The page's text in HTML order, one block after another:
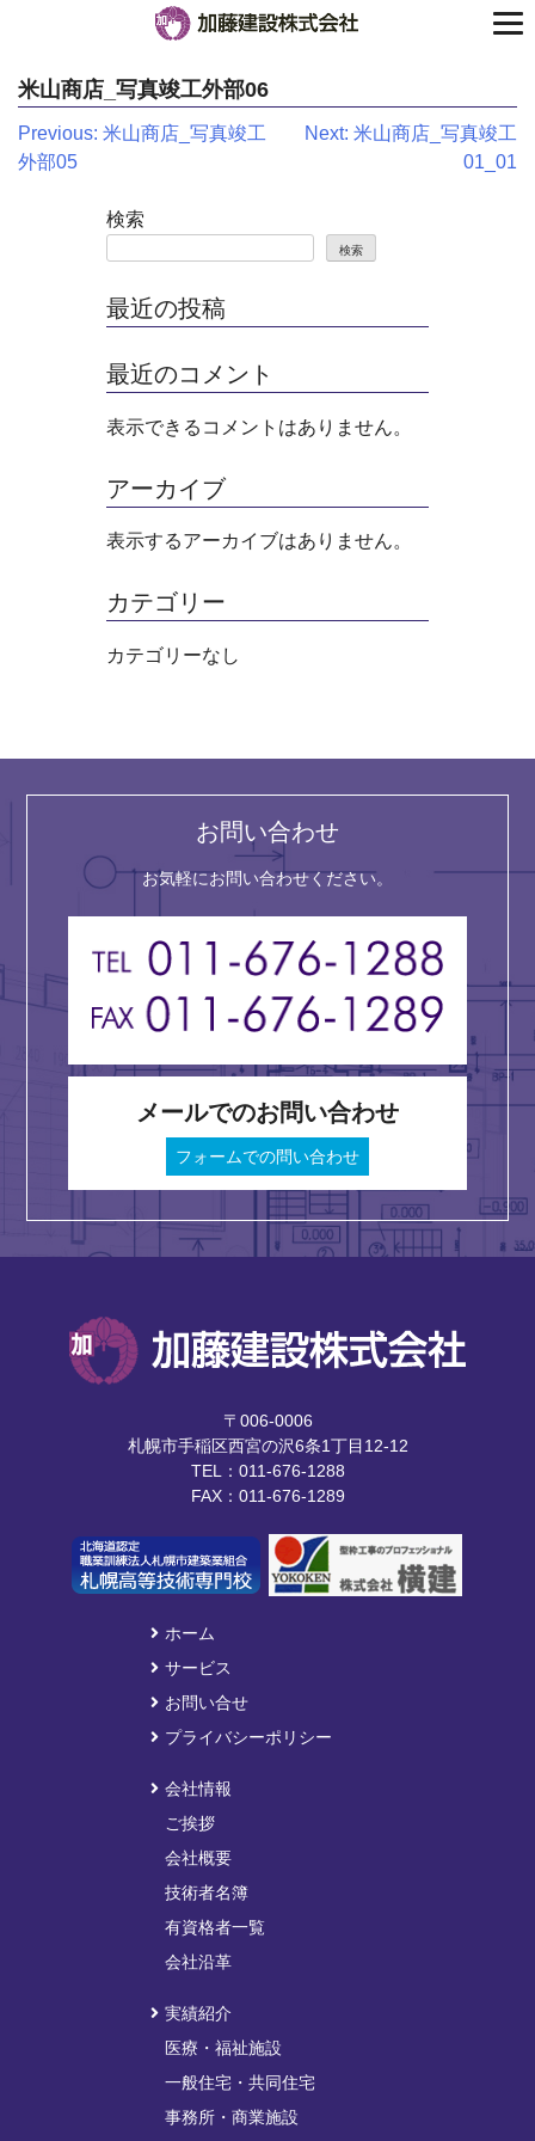
米山商店_写真竣工外部06
投
Previous: 米山商店_写真竣工
外部05
Next: 米山商店_写真竣工
01_01
検索
検索
最近の投稿
最近のコメント
表示できるコメントはありません。
アーカイブ
表示するアーカイブはありません。
カテゴリー
カテゴリーなし
お問い合わせ
お気軽にお問い合わせください。
メールでのお問い合わせ
フォームでの問い合わせ
〒006-0006
札幌市手稲区西宮の沢6条1丁目12-12
TEL：011-676-1288
FAX：011-676-1289
ホーム
サービス
お問い合せ
プライバシーポリシー
会社情報
ご挨拶
会社概要
技術者名簿
有資格者一覧
会社沿革
実績紹介
医療・福祉施設
一般住宅・共同住宅
事務所・商業施設